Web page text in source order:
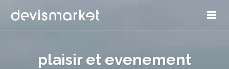
plaisir et evenement